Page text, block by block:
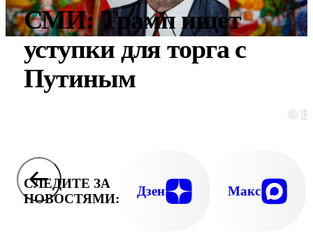
СМИ: Трамп ищет
уступки для торга с
Путиным
©
СЛЕДИТЕ ЗА
НОВОСТЯМИ:
Дзен Макс